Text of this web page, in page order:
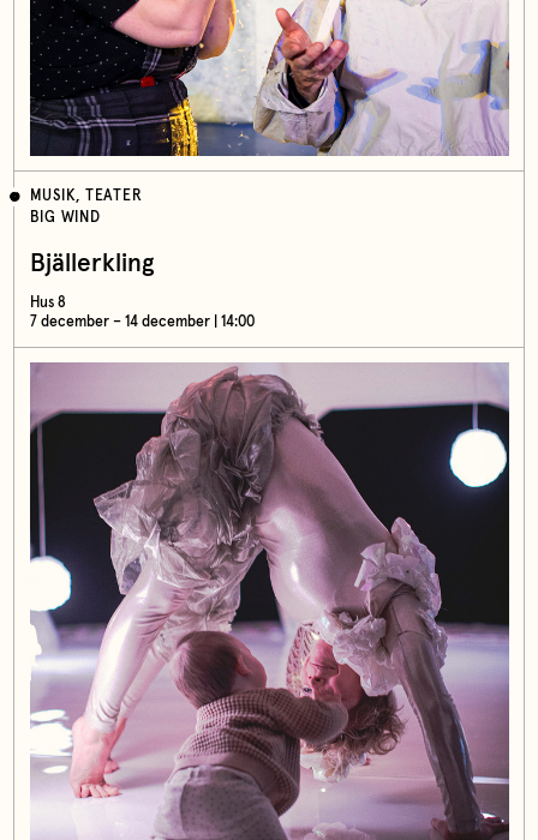
MUSIK, TEATER
BIG WIND
Bjällerkling
Hus 8
7 december – 14 december | 14:00